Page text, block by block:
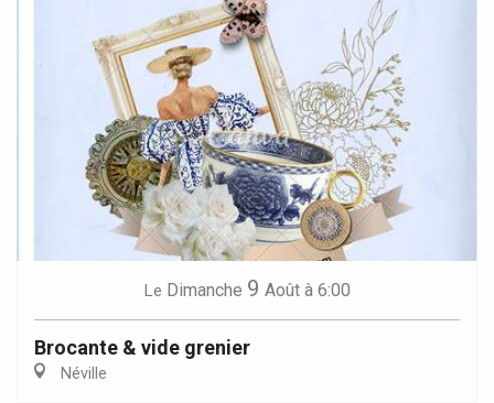
Le Dimanche 9 Août à 6:00
Brocante & vide grenier
Néville